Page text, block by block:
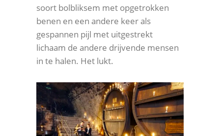
soort bolbliksem met opgetrokken
benen en een andere keer als
gespannen pijl met uitgestrekt
lichaam de andere drijvende mensen
in te halen. Het lukt.